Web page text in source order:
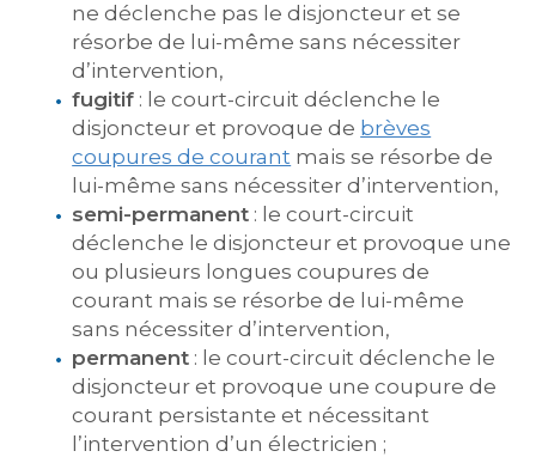
ne déclenche pas le disjoncteur et se
résorbe de lui-même sans nécessiter
d’intervention,
fugitif : le court-circuit déclenche le
disjoncteur et provoque de brèves
coupures de courant mais se résorbe de
lui-même sans nécessiter d’intervention,
semi-permanent : le court-circuit
déclenche le disjoncteur et provoque une
ou plusieurs longues coupures de
courant mais se résorbe de lui-même
sans nécessiter d’intervention,
permanent : le court-circuit déclenche le
disjoncteur et provoque une coupure de
courant persistante et nécessitant
l’intervention d’un électricien ;